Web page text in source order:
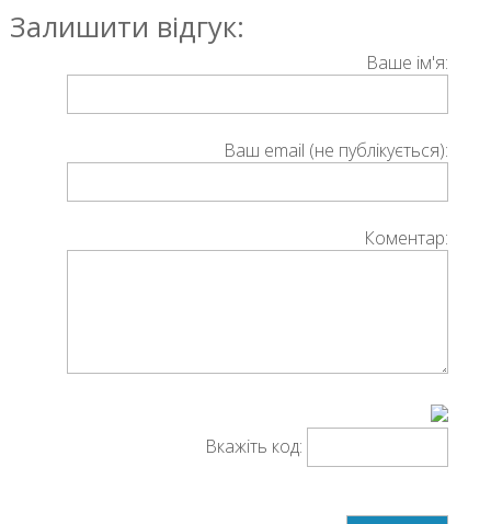
Залишити відгук:
Ваше ім'я:
Ваш email (не публікується):
Коментар:
Вкажіть код: